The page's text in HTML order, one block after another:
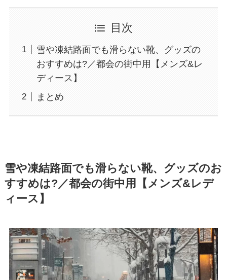
目次
雪や凍結路面でも滑らない靴、グッズの
おすすめは?／都会の街中用【メンズ&レ
ディース】
まとめ
雪や凍結路面でも滑らない靴、グッズのお
すすめは?／都会の街中用【メンズ&レデ
ィース】